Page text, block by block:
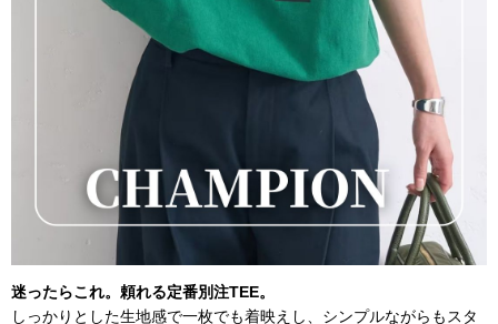
迷ったらこれ。頼れる定番別注TEE。
しっかりとした生地感で一枚でも着映えし、シンプルながらもスタ